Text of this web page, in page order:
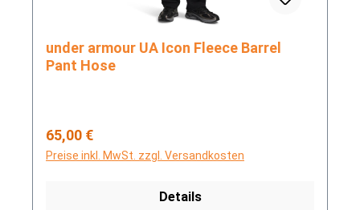
under armour UA Icon Fleece Barrel
Pant Hose
Regulärer Preis:
65,00 €
Preise inkl. MwSt. zzgl. Versandkosten
Details